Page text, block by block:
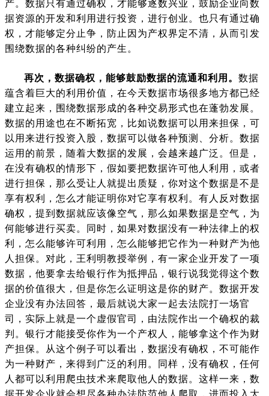
产。数据只有通过确权，才能够逐数兴业，鼓励企业向数
据资源的开发和利用进行投资，进行创业。也只有通过确
权，才能够定分止争，防止因为产权界定不清，从而引发
围绕数据的各种纠纷的产生。
再次，数据确权，能够鼓励数据的流通和利用。 数据
蕴含着巨大的利用价值，在今天数据市场很多地方都已经
建立起来，围绕数据形成的各种交易形式也在蓬勃发展。
数据的用途也在不断拓宽，比如说数据可以用来担保，可
以用来进行投资入股，数据可以做各种预测、分析。数据
运用的前景，随着大数据的发展，会越来越广泛。但是，
在没有确权的情形下，假如要把数据许可他人利用，或者
进行担保，那么受让人就提出质疑，你对这个数据是不是
享有权利，怎么才能证明你对它享有权利。有人反对数据
确权，提到数据就应该像空气，那么如果数据是空气，为
何能够进行买卖。同时，如果对数据没有一种法律上的权
利，怎么能够许可利用，怎么能够把它作为一种财产为他
人担保。对此，王利明教授举例，有一家企业开发了一项
数据，他要拿去给银行作为抵押品，银行说我觉得这个数
据的价值很大，但是你怎么证明这是你的财产。数据开发
企业没有办法回答，最后就说大家一起去法院打一场官
司，实际上就是一个虚假官司，由法院作出一个确权的裁
判。银行才能接受你作为一个产权人，能够拿这个作为财
产担保。从这个例子可以看出，数据没有确权，不可能作
为一种财产，来得到广泛的利用。同样，没有确权，任何
人都可以利用爬虫技术来爬取他人的数据。这样一来，数